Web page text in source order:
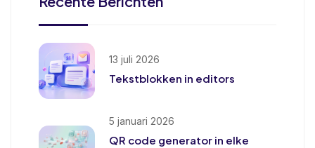
13 juli 2026
Tekstblokken in editors
5 januari 2026
QR code generator in elke